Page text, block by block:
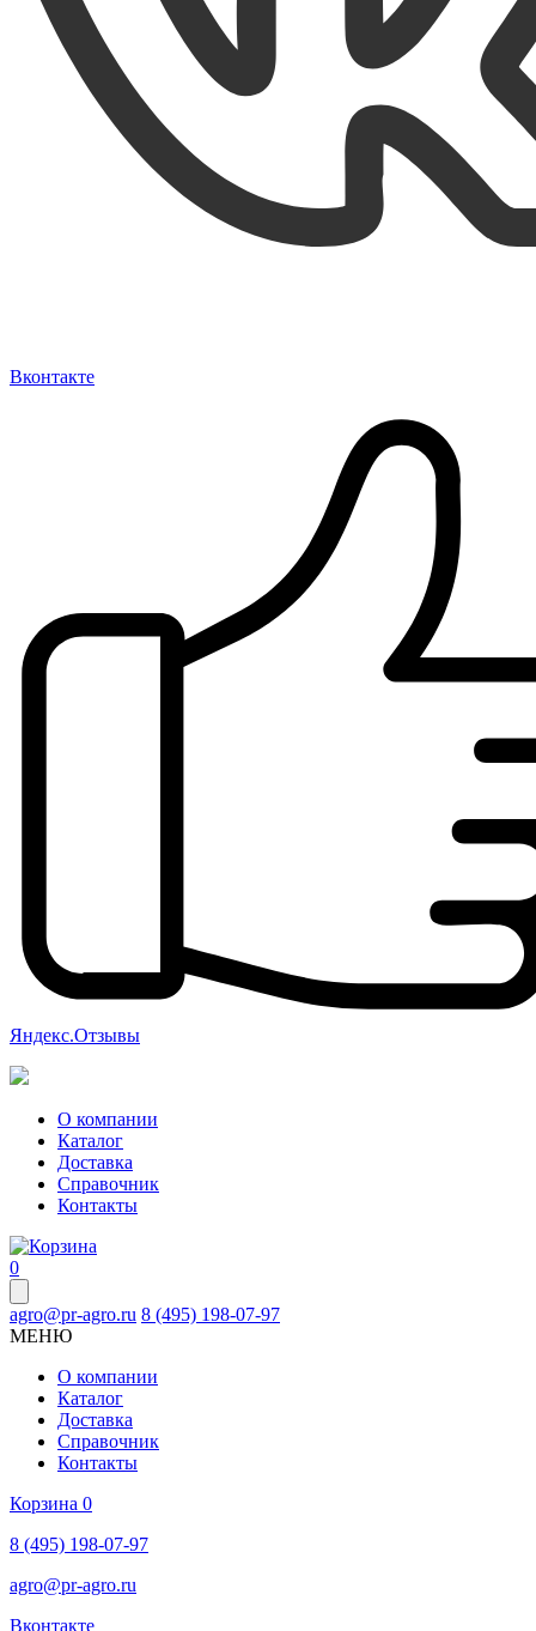
Вконтакте
Яндекс.Отзывы
О компании
Каталог
Доставка
Справочник
Контакты
0
agro@pr-agro.ru 8 (495) 198-07-97
МЕНЮ
О компании
Каталог
Доставка
Справочник
Контакты
Корзина 0
8 (495) 198-07-97
agro@pr-agro.ru
Вконтакте